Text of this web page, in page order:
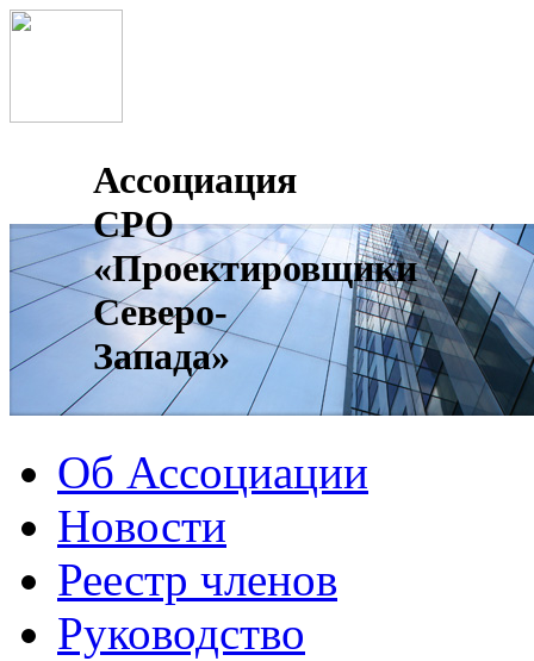
Ассоциация
СРО
«Проектировщики
Северо-
Запада»
Об Ассоциации
Новости
Реестр членов
Руководство